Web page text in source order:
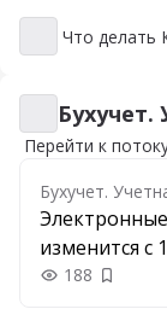
Что делать
Что делать
Бухучет.
Бухучет.
Перейти к
Бухучет.
изменится с
188